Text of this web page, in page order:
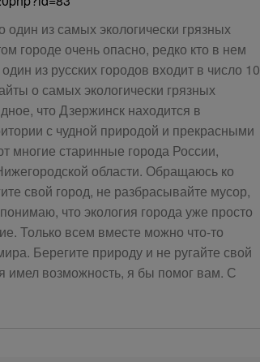
один из самых экологически грязных
городе очень опасно, редко кто в нем
из русских городов входит в число 10
о самых экологически грязных
что Дзержинск находится в
с чудной природой и прекрасными
многие старинные города России,
области. Обращаюсь ко
свой город, не разбрасывайте мусор,
что экология города уже просто
Только всем вместе можно что-то
Берегите природу и не ругайте свой
имел возможность, я бы помог вам. С